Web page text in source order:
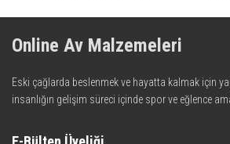
Online Av Malzemeleri
Eski çağlarda beslenmek ve hayatta kalmak için
insanlığın gelişim süreci içinde spor ve eğlence
teknolojinin dokunuşuyla av malzemelerinde en